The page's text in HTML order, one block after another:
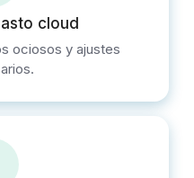
cloud
ociosos y ajustes